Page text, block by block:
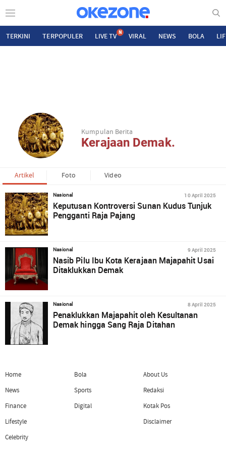
TERKINI TERPOPULER LIVE TV N VIRAL NEWS BOLA
Kumpulan Berita
Kerajaan Demak.
Artikel Foto Video
Nasional 10 April 2025
Keputusan Kontroversi Sunan Kudus Tunjuk
Pengganti Raja Pajang
Nasional 9 April 2025
Nasib Pilu Ibu Kota Kerajaan Majapahit Usai
Ditaklukkan Demak
Nasional 8 April 2025
Penaklukkan Majapahit oleh Kesultanan
Demak hingga Sang Raja Ditahan
Home
News
Finance
Lifestyle
Celebrity
Bola
Sports
Digital
About Us
Redaksi
Kotak Pos
Disclaimer